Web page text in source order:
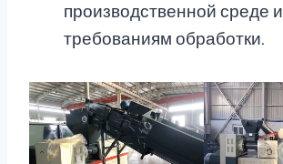
производственной среде и
требованиям обработки.